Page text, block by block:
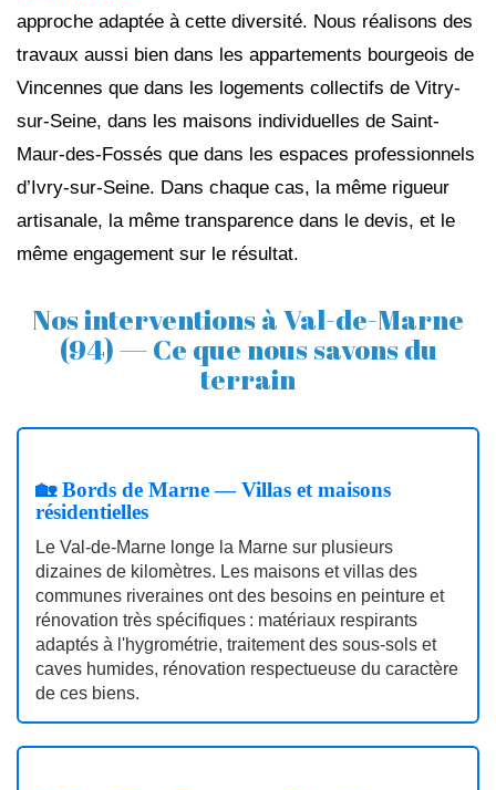
approche adaptée à cette diversité. Nous réalisons des
travaux aussi bien dans les appartements bourgeois de
Vincennes que dans les logements collectifs de Vitry-
sur-Seine, dans les maisons individuelles de Saint-
Maur-des-Fossés que dans les espaces professionnels
d’Ivry-sur-Seine. Dans chaque cas, la même rigueur
artisanale, la même transparence dans le devis, et le
même engagement sur le résultat.
Nos interventions à Val-de-Marne
(94) — Ce que nous savons du
terrain
🏡 Bords de Marne — Villas et maisons
résidentielles
Le Val‑de‑Marne longe la Marne sur plusieurs
dizaines de kilomètres. Les maisons et villas des
communes riveraines ont des besoins en peinture et
rénovation très spécifiques : matériaux respirants
adaptés à l'hygrométrie, traitement des sous‑sols et
caves humides, rénovation respectueuse du caractère
de ces biens.